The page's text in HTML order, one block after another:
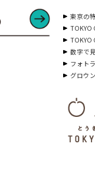
東京の
TOKYO
TOKYO
数字で
フォト
グロウ